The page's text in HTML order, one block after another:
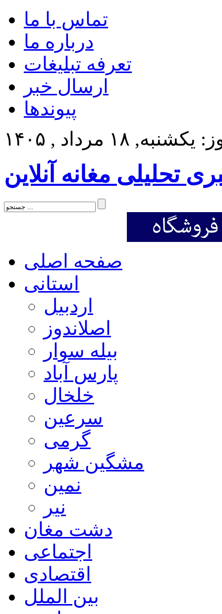
تماس با ما
درباره ما
تعرفه تبلیغات
ارسال خبر
پیوندها
۱۸ مرداد , ۱۴۰۵
تحلیلی مغانه آنلاین
صفحه اصلی
استانی
اردبیل
اصلاندوز
بیله سوار
پارس آباد
خلخال
سرعین
گرمی
مشگین شهر
نمین
نیر
دشت مغان
اجتماعی
اقتصادی
بین الملل